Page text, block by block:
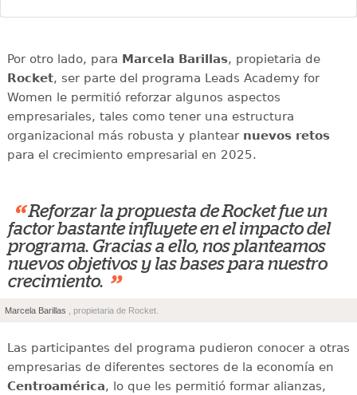
Por otro lado, para Marcela Barillas, propietaria de
Rocket, ser parte del programa Leads Academy for
Women le permitió reforzar algunos aspectos
empresariales, tales como tener una estructura
organizacional más robusta y plantear nuevos retos
para el crecimiento empresarial en 2025.
“ Reforzar la propuesta de Rocket fue un
factor bastante influyete en el impacto del
programa. Gracias a ello, nos planteamos
nuevos objetivos y las bases para nuestro
crecimiento. ”
Marcela Barillas , propietaria de Rocket.
Las participantes del programa pudieron conocer a otras
empresarias de diferentes sectores de la economía en
Centroamérica, lo que les permitió formar alianzas,